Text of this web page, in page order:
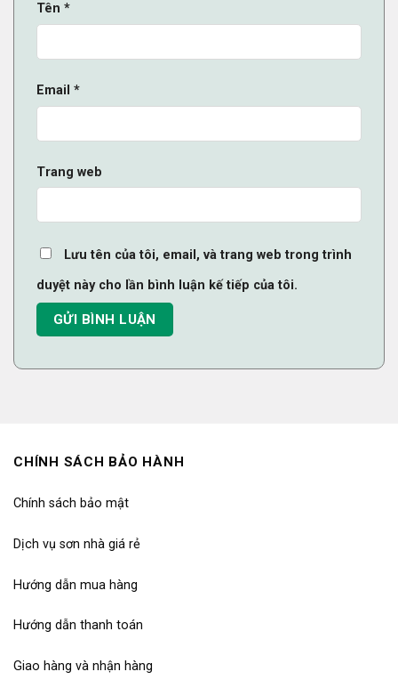
Tên *
Email *
Trang web
Lưu tên của tôi, email, và trang web trong trình
duyệt này cho lần bình luận kế tiếp của tôi.
CHÍNH SÁCH BẢO HÀNH
Chính sách bảo mật
Dịch vụ sơn nhà giá rẻ
Hướng dẫn mua hàng
Hướng dẫn thanh toán
Giao hàng và nhận hàng